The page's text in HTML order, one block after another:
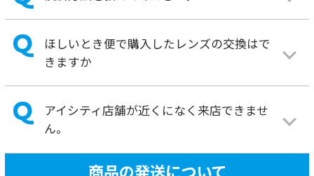
自宅への配送として注文したレンズを店頭
注文した商品を受け取ることができなかっ